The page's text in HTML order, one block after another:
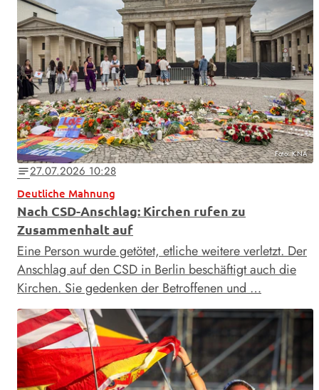
Foto: KNA
notes27.07.2026 10:28
Deutliche Mahnung
Nach CSD-Anschlag: Kirchen rufen zu
Zusammenhalt auf
Eine Person wurde getötet, etliche weitere verletzt. Der
Anschlag auf den CSD in Berlin beschäftigt auch die
Kirchen. Sie gedenken der Betroffenen und …